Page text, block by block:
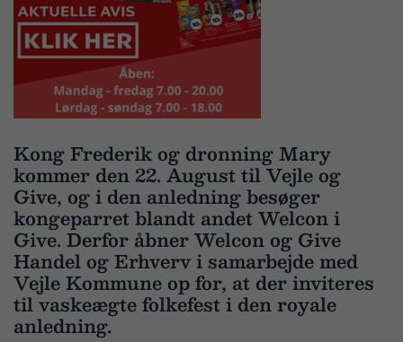
Kong Frederik og dronning Mary
kommer den 22. August til Vejle og
Give, og i den anledning besøger
kongeparret blandt andet Welcon i
Give. Derfor åbner Welcon og Give
Handel og Erhverv i samarbejde med
Vejle Kommune op for, at der inviteres
til vaskeægte folkefest i den royale
anledning.